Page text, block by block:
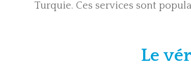
Turquie. Ces services sont
Le